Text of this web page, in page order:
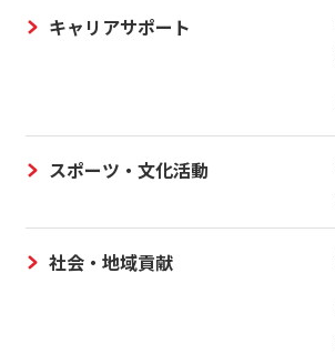
キャリアサポート
スポーツ・文化活動
社会・地域貢献